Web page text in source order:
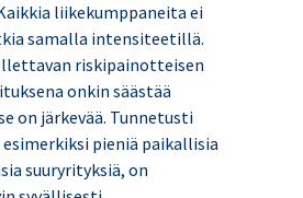
liikekumppaneita ei
samalla intensiteetillä.
riskipainotteisen
onkin säästää
on järkevää. Tunnetusti
pieniä paikallisia
suuryrityksiä, on